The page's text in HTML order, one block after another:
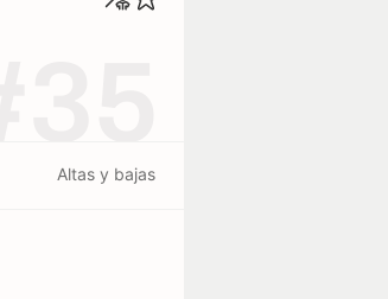
Altas y bajas